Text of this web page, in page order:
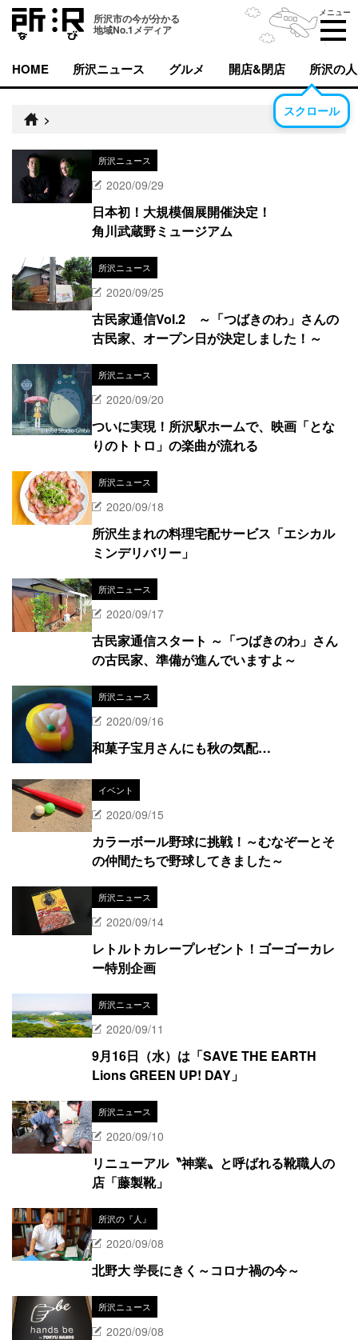
所沢市の今が分かる
地域No.1メディア
メニュー
HOME 所沢ニュース グルメ 開店&閉店 所沢の人
スクロール
>
所沢ニュース
2020/09/29
日本初！大規模個展開催決定！
角川武蔵野ミュージアム
所沢ニュース
2020/09/25
古民家通信Vol.2 ～「つばきのわ」さんの
古民家、オープン日が決定しました！～
所沢ニュース
2020/09/20
ついに実現！所沢駅ホームで、映画「とな
りのトトロ」の楽曲が流れる
所沢ニュース
2020/09/18
所沢生まれの料理宅配サービス「エシカル
ミンデリバリー」
所沢ニュース
2020/09/17
古民家通信スタート ～「つばきのわ」さん
の古民家、準備が進んでいますよ～
所沢ニュース
2020/09/16
和菓子宝月さんにも秋の気配…
イベント
2020/09/15
カラーボール野球に挑戦！～むなぞーとそ
の仲間たちで野球してきました～
所沢ニュース
2020/09/14
レトルトカレープレゼント！ゴーゴーカレ
ー特別企画
所沢ニュース
2020/09/11
9月16日（水）は「SAVE THE EARTH
Lions GREEN UP! DAY」
所沢ニュース
2020/09/10
リニューアル〝神業〟と呼ばれる靴職人の
店「藤製靴」
所沢の『人』
2020/09/08
北野大 学長にきく～コロナ禍の今～
所沢ニュース
2020/09/08